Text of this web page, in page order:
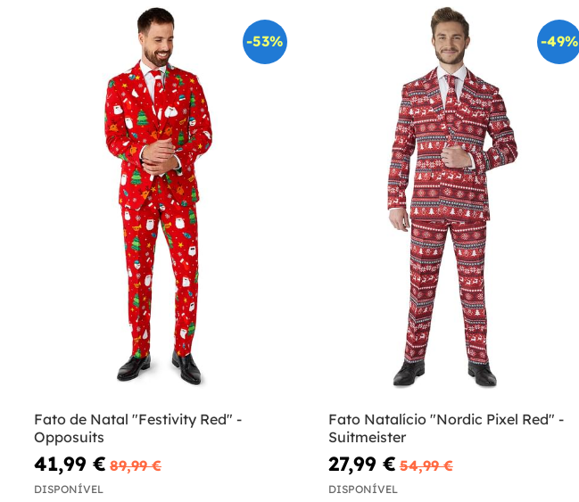
-53%
Fato de Natal "Festivity Red" -
Opposuits
41,99 € 89,99 €
DISPONÍVEL
-49%
Fato Natalício "Nordic Pixel Red" -
Suitmeister
27,99 € 54,99 €
DISPONÍVEL